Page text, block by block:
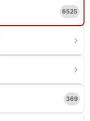
6525
369